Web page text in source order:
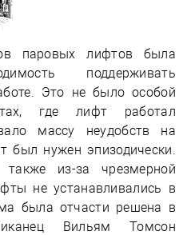
паровых лифтов была
поддерживать
Это не было особой
где лифт работал
массу неудобств на
был нужен эпизодически.
из-за чрезмерной
не устанавливались в
была отчасти решена в
Вильям Томсон